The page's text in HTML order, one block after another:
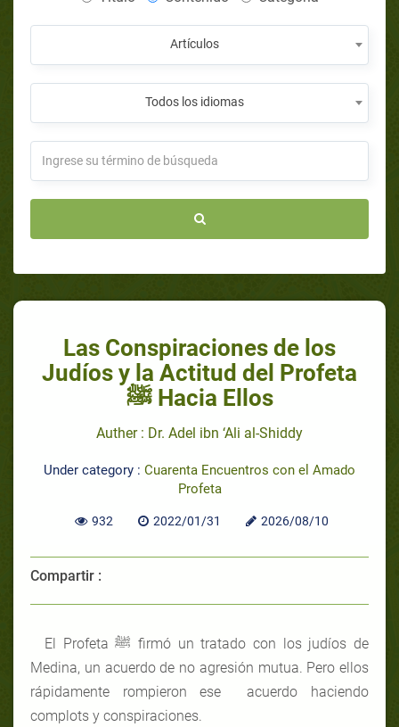
Artículos
Todos los idiomas
Las Conspiraciones de los
Judíos y la Actitud del Profeta
ﷺ Hacia Ellos
Auther : Dr. Adel ibn ‘Ali al-Shiddy
Under category : Cuarenta Encuentros con el Amado
Profeta
932 2022/01/31 2026/08/10
Compartir :
El Profeta ﷺ firmó un tratado con los judíos de
Medina, un acuerdo de no agresión mutua. Pero ellos
rápidamente rompieron ese acuerdo haciendo
complots y conspiraciones.